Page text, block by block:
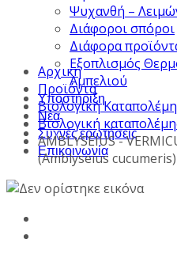
Ψυχανθή –
Διάφοροι σπόροι
Διάφορα
Εξοπλισμός
Αμπελιού
Υποστήριξη
Νέα
Συχνές ερωτήσεις
Επικοινωνία
Αρχική
Προϊόντα
Βιολογική
Βιολογική
AMBLYSEIUS -
(Amblyseius cucumeris)